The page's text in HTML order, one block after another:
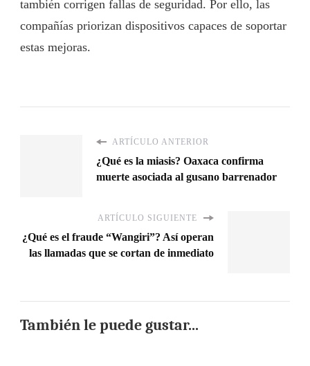
también corrigen fallas de seguridad. Por ello, las
compañías priorizan dispositivos capaces de soportar
estas mejoras.
ARTÍCULO ANTERIOR
¿Qué es la miasis? Oaxaca confirma
muerte asociada al gusano barrenador
ARTÍCULO SIGUIENTE
¿Qué es el fraude “Wangiri”? Así operan
las llamadas que se cortan de inmediato
También le puede gustar...